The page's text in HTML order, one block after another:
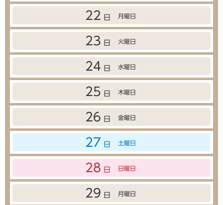
22 日 月曜日
23 日 火曜日
24 日 水曜日
25 日 木曜日
26 日 金曜日
27 日 土曜日
28 日 日曜日
29 日 月曜日